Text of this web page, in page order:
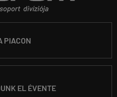
PIACON
EL ÉVENTE